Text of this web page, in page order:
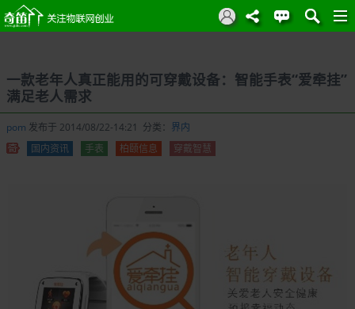
一款老年人真正能用的可穿戴设备：智能手表“爱牵挂”
满足老人需求
pom 发布于 2014/08/22-14:21 分类： 界内
国内资讯
手表 柏颐信息 穿戴智慧